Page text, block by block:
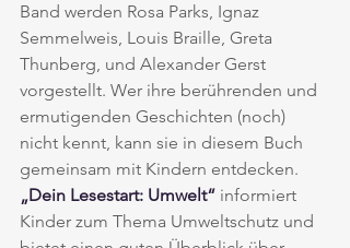
Band werden Rosa Parks, Ignaz
Semmelweis, Louis Braille, Greta
Thunberg, und Alexander Gerst
vorgestellt. Wer ihre berührenden und
ermutigenden Geschichten (noch)
nicht kennt, kann sie in diesem Buch
gemeinsam mit Kindern entdecken.
„Dein Lesestart: Umwelt“ informiert
Kinder zum Thema Umweltschutz und